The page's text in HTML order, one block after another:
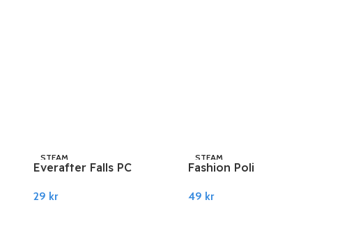
STEAM
Everafter Falls PC
29 kr
STEAM
Fashion Police Squad
49 kr